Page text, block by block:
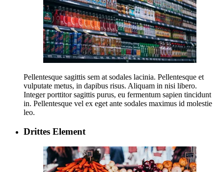
Pellentesque sagittis sem at sodales lacinia. Pellentesque et
vulputate metus, in dapibus risus. Aliquam in nisi libero.
Integer porttitor sagittis purus, eu fermentum sapien tincidunt
in. Pellentesque vel ex eget ante sodales maximus id molestie
leo.
Drittes Element